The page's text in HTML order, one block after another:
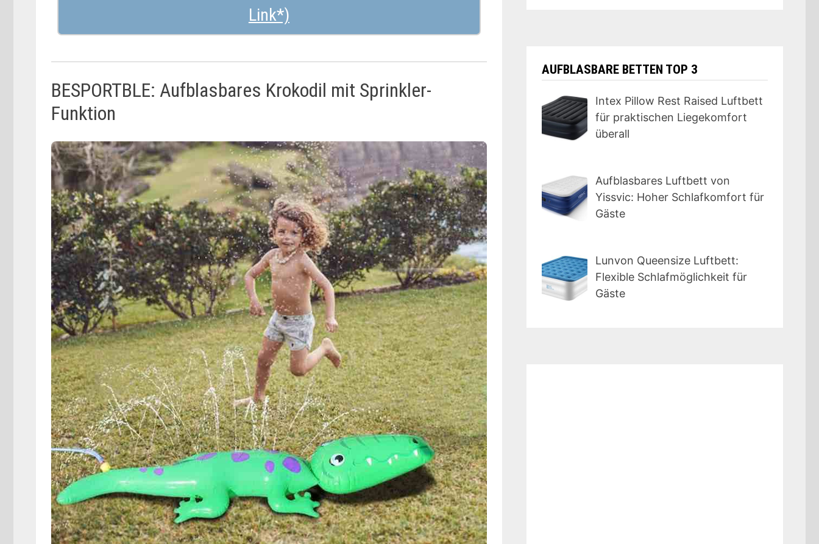
BESPORTBLE: Aufblasbares Krokodil mit Sprinkler-
Funktion
AUFBLASBARE BETTEN TOP 3
Intex Pillow Rest Raised Luftbett
für praktischen Liegekomfort
überall
Aufblasbares Luftbett von
Yissvic: Hoher Schlafkomfort für
Gäste
Lunvon Queensize Luftbett:
Flexible Schlafmöglichkeit für
Gäste